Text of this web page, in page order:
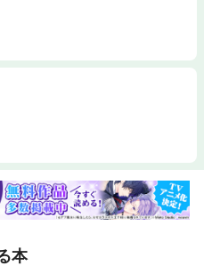
の閲読を推奨します。また、文字
引用などの機能も使用できません。
本